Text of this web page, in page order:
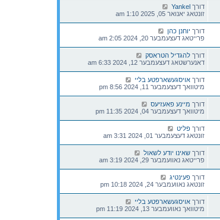
דורך Yankel
זונטאג יאנואר 05, 2025 1:10 am
דורך יוחנן כהן
פרייטאג דעצעמבער 20, 2024 2:05 am
דורך להגדיל הטראסק
דאנערשטאג דעצעמבער 12, 2024 6:33 am
דורך אויסגעשארפטע בליי
מיטוואך דעצעמבער 11, 2024 8:56 pm
דורך מיינע פאעזיעס
מיטוואך דעצעמבער 04, 2024 11:35 pm
דורך פליט
זונטאג דעצעמבער 01, 2024 3:31 am
דורך שאינו יודע לשאול
פרייטאג נאוועמבער 29, 2024 3:19 am
דורך פעינטיג
זונטאג נאוועמבער 24, 2024 10:18 pm
דורך אויסגעשארפטע בליי
מיטוואך נאוועמבער 13, 2024 11:19 pm